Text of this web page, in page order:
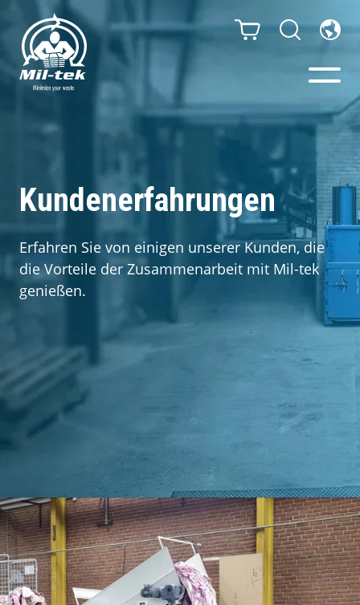
Ballenpressen & Verdichter
Webshop
Sammelsysteme
Ihr Unternehmen
Material
Kundenerfahrungen
Kontakt
Kundenerfahrungen
Erfahren Sie von einigen unserer Kunden, die
die Vorteile der Zusammenarbeit mit Mil-tek
genießen.